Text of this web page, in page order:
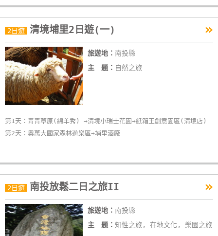
2日遊 清境埔里2日遊(一) »
旅遊地： 南投縣
主 題： 自然之旅
第1天：青青草原(綿羊秀) →清境小瑞士花園→紙箱王創意園區(清境店)
第2天：奧萬大國家森林遊樂區→埔里酒廠
2日遊 南投放鬆二日之旅II »
旅遊地： 南投縣
主 題： 知性之旅, 在地文化, 樂園之旅